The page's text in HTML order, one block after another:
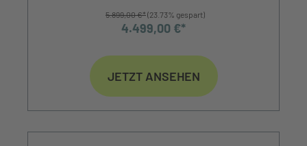
5.899,00 €*(23.73% gespart)
4.499,00 €*
JETZT ANSEHEN